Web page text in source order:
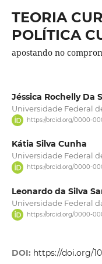
TEORIA
POLÍTICA
apostando no
Jéssica Rochelly Da
Universidade Federal
https://orcid.org/0000-
Kátia Silva Cunha
Universidade Federal
https://orcid.org/0000-
Leonardo da Silva
Universidade Federal
https://orcid.org/0000-
DOI: https://doi.org/